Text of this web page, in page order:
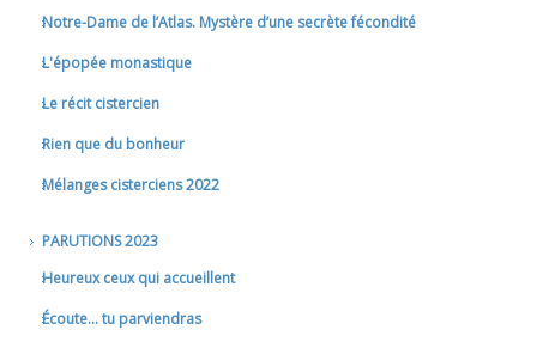
Notre-Dame de l’Atlas. Mystère d’une secrète fécondité
L'épopée monastique
Le récit cistercien
Rien que du bonheur
Mélanges cisterciens 2022
PARUTIONS 2023
Heureux ceux qui accueillent
Écoute... tu parviendras